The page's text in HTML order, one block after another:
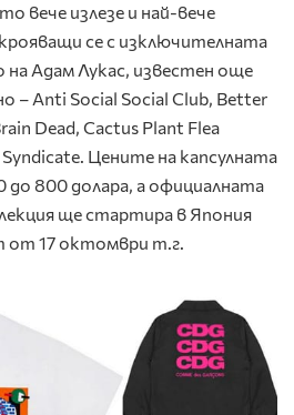
вече излезе и най-вече
се с изключителната
Адам Лукас, известен още
– Anti Social Social Club, Better
Dead, Cactus Plant Flea
Цените на капсулната
до 800 долара, а официалната
ще стартира в Япония
от 17 октомври т.г.